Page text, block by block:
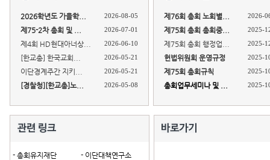
2026학년도 가을학... 2026-08-05
제75-2차 총회 및 ... 2026-07-01
제4회 HD현대아너상... 2026-06-10
[한교총] 한국교회... 2026-05-21
이단경계주간 지키... 2026-05-21
[경찰청][한교총]노... 2026-05-08
제76회 총회 노회별... 2026-
제75회 총회 총회중... 2025-
제75회 총회 행정업... 2025-
헌법위원회 운영규정 2025-
제75회 총회규칙 2025-
총회업무세미나 및 ... 2025-
- 총회유지재단
- 이단대책연구소